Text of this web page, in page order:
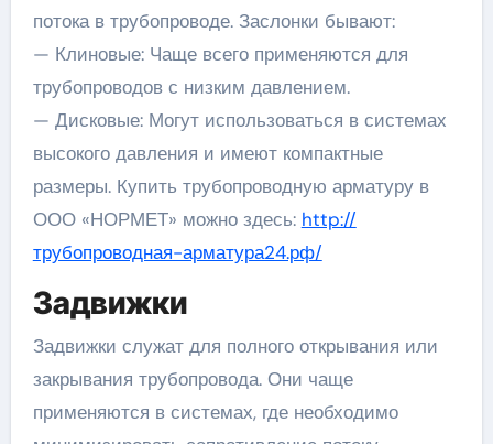
потока в трубопроводе. Заслонки бывают:
— Клиновые: Чаще всего применяются для
трубопроводов с низким давлением.
— Дисковые: Могут использоваться в системах
высокого давления и имеют компактные
размеры. Купить трубопроводную арматуру в
ООО «НОРМЕТ» можно здесь: http://
трубопроводная-арматура24.рф/
Задвижки
Задвижки служат для полного открывания или
закрывания трубопровода. Они чаще
применяются в системах, где необходимо